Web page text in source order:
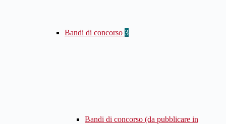
Bandi di concorso 3
Bandi di concorso (da pubblicare in